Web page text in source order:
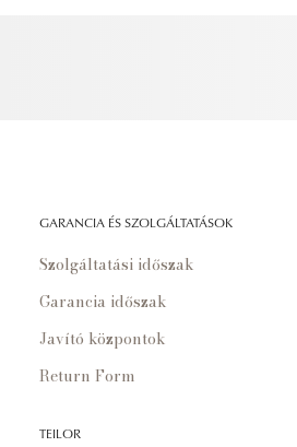
GARANCIA ÉS SZOLGÁLTATÁSOK
Szolgáltatási időszak
Garancia időszak
Javító központok
Return Form
TEILOR